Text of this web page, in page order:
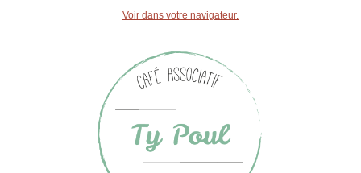
Voir dans votre navigateur.